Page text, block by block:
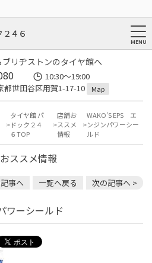
４６
リヂストンのタイヤ館へ
10:30～19:00
世田谷区用賀1-17-10
Map
タイヤ館 パ
ドック２４
６TOP
店舗お
ススメ
情報
WAKO'S EPS エ
ンジンパワーシー
ルド
ススメ情報
事へ 一覧へ戻る 次の記事へ >
ワーシールド